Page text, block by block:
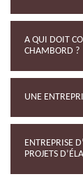
A QUI DOIT
CHAMBORD ?
UNE
ENTREPRISE
PROJETS